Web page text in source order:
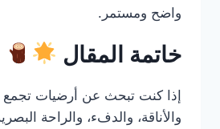
واضح ومستمر.
خاتمة المقال
إذا كنت تبحث عن أرضيات تجمع
والأناقة، والدفء، والراحة